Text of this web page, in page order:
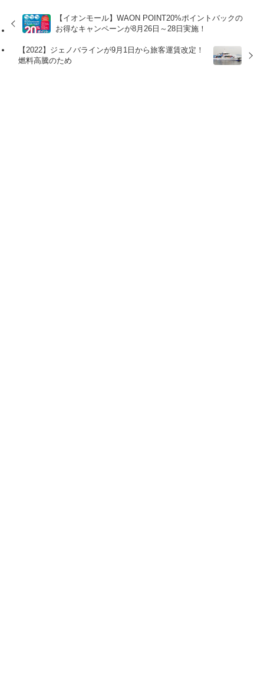
【イオンモール】WAON POINT20%ポイントバックの
お得なキャンペーンが8月26日～28日実施！
【2022】ジェノバラインが9月1日から旅客運賃改定！
燃料高騰のため